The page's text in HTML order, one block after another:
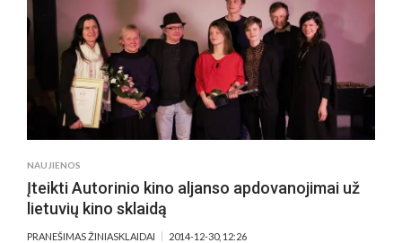
APIE
NAUJIENOS
Įteikti Autorinio kino aljanso apdovanojimai už
lietuvių kino sklaidą
PRANEŠIMAS ŽINIASKLAIDAI 2014-12-30, 12:26